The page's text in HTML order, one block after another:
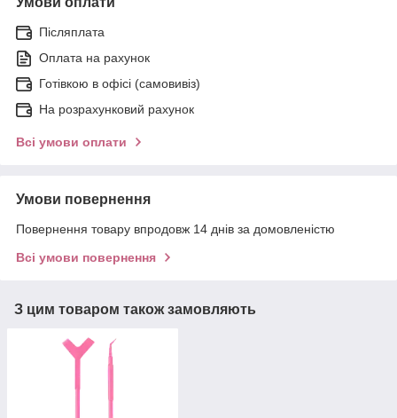
Післяплата
Оплата на рахунок
Готівкою в офісі (самовивіз)
На розрахунковий рахунок
Всі умови оплати
Умови повернення
Повернення товару впродовж 14 днів за домовленістю
Всі умови повернення
З цим товаром також замовляють